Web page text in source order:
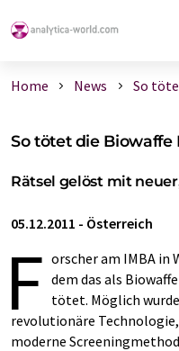
Home News So
So tötet die Biowaffe
Rätsel gelöst mit
05.12.2011 - Österreich
F orscher am IMBA
dem das als
tötet. Möglich
revolutionäre
moderne